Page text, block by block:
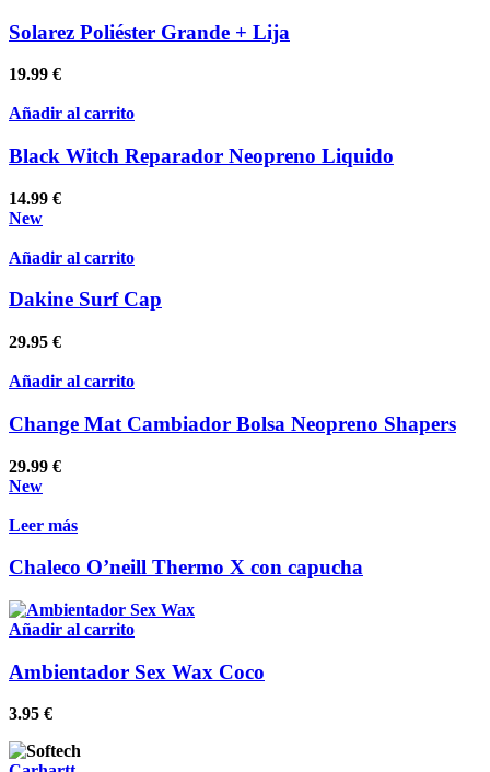
Solarez Poliéster Grande + Lija
19.99 €
Añadir al carrito
Black Witch Reparador Neopreno Liquido
14.99 €
New
Añadir al carrito
Dakine Surf Cap
29.95 €
Añadir al carrito
Change Mat Cambiador Bolsa Neopreno Shapers
29.99 €
New
Leer más
Chaleco O’neill Thermo X con capucha
Añadir al carrito
Ambientador Sex Wax Coco
3.95 €